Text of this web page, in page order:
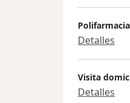
Detalles
Visita
Detalles